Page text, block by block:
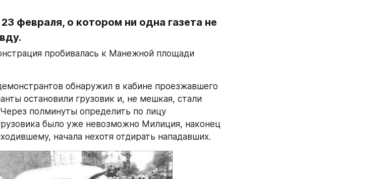
февраля, о котором ни одна газета не
пробивалась к Манежной площади
обнаружил в кабине проезжавшего
остановили грузовик и, не мешкая, стали
полминуты определить по лицу
было уже невозможно Милиция, наконец
начала нехотя отдирать нападавших.